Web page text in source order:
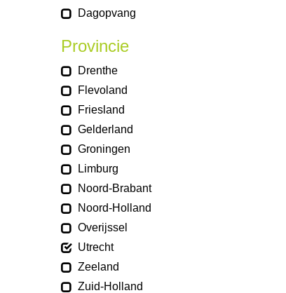
Dagopvang
Provincie
Drenthe
Flevoland
Friesland
Gelderland
Groningen
Limburg
Noord-Brabant
Noord-Holland
Overijssel
Utrecht
Zeeland
Zuid-Holland